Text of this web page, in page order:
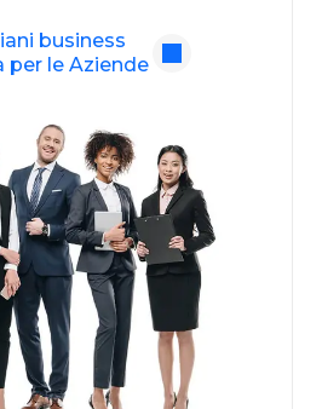
business
per le Aziende